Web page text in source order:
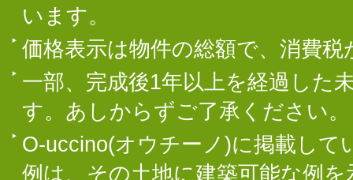
います。
価格表示は物件の総額で、消費
一部、完成後1年以上を経過した
す。あしからずご了承ください。
O-uccino(オウチーノ)に掲載して
例は、その土地に建築可能な例